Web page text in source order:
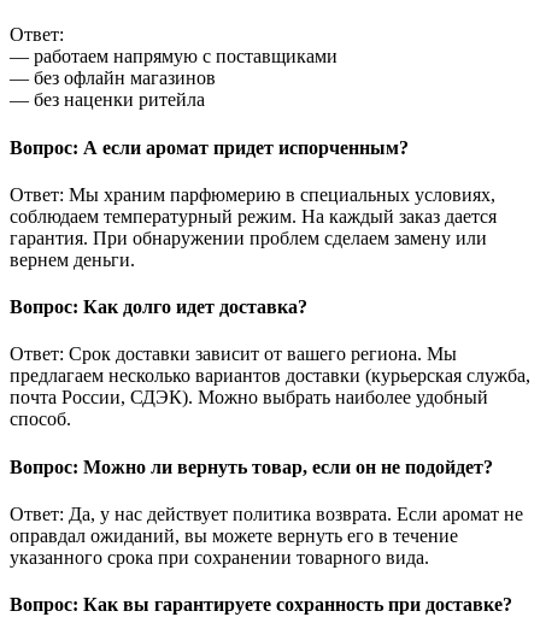
Ответ:
— работаем напрямую с поставщиками
— без офлайн магазинов
— без наценки ритейла
Вопрос: А если аромат придет испорченным?
Ответ: Мы храним парфюмерию в специальных условиях,
соблюдаем температурный режим. На каждый заказ дается
гарантия. При обнаружении проблем сделаем замену или
вернем деньги.
Вопрос: Как долго идет доставка?
Ответ: Срок доставки зависит от вашего региона. Мы
предлагаем несколько вариантов доставки (курьерская служба,
почта России, СДЭК). Можно выбрать наиболее удобный
способ.
Вопрос: Можно ли вернуть товар, если он не подойдет?
Ответ: Да, у нас действует политика возврата. Если аромат не
оправдал ожиданий, вы можете вернуть его в течение
указанного срока при сохранении товарного вида.
Вопрос: Как вы гарантируете сохранность при доставке?